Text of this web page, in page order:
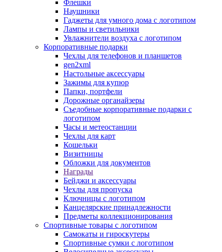
Флешки
Наушники
Гаджеты для умного дома с логотипом
Лампы и светильники
Увлажнители воздуха с логотипом
Корпоративные подарки
Чехлы для телефонов и планшетов
gen2xml
Настольные аксессуары
Зажимы для купюр
Папки, портфели
Дорожные органайзеры
Съедобные корпоративные подарки с
логотипом
Часы и метеостанции
Чехлы для карт
Кошельки
Визитницы
Обложки для документов
Награды
Бейджи и аксессуары
Чехлы для пропуска
Ключницы с логотипом
Канцелярские принадлежности
Предметы коллекционирования
Спортивные товары с логотипом
Самокаты и гироскутеры
Спортивные сумки с логотипом